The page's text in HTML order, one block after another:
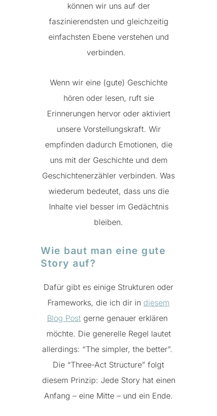
können wir uns auf der
faszinierendsten und gleichzeitig
einfachsten Ebene verstehen und
verbinden.
Wenn wir eine (gute) Geschichte
hören oder lesen, ruft sie
Erinnerungen hervor oder aktiviert
unsere Vorstellungskraft. Wir
empfinden dadurch Emotionen, die
uns mit der Geschichte und dem
Geschichtenerzähler verbinden. Was
wiederum bedeutet, dass uns die
Inhalte viel besser im Gedächtnis
bleiben.
Wie baut man eine gute
Story auf?
Dafür gibt es einige Strukturen oder
Frameworks, die ich dir in diesem
Blog Post gerne genauer erklären
möchte. Die generelle Regel lautet
allerdings: “The simpler, the better”.
Die “Three-Act Structure” folgt
diesem Prinzip: Jede Story hat einen
Anfang – eine Mitte – und ein Ende.